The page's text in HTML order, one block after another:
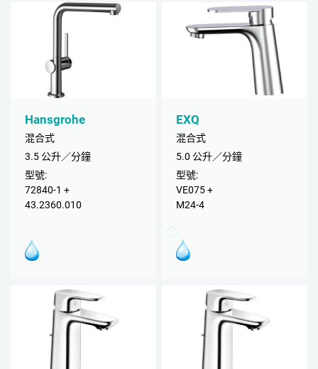
Hansgrohe
混合式
3.5 公升／分鐘
型號:
72840-1 +
43.2360.010
EXQ
混合式
5.0 公升／分鐘
型號:
VE075 +
M24-4